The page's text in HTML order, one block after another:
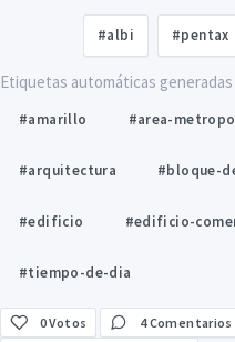
#albi #pentax
Etiquetas automáticas
#amarillo #area-
#arquitectura #bloque-
#edificio #edificio-
#tiempo-de-dia
0Votos 4 Comentarios